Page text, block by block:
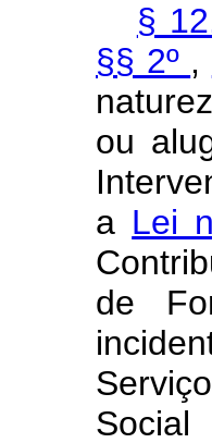
§
§§ 2º ,
ou
a Lei
de